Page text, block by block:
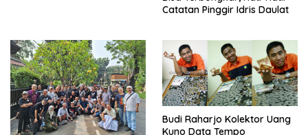
Catatan Pinggir Idris Daulat
Budi Raharjo Kolektor Uang
Kuno Data Tempo